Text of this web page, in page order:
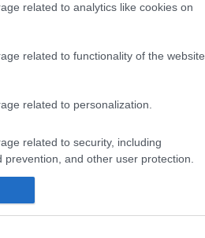
related to analytics like cookies on
related to functionality of the website
related to personalization.
related to security, including
and other user protection.
és üzemeltetője az
az
, Expedia Cruises, Wotif